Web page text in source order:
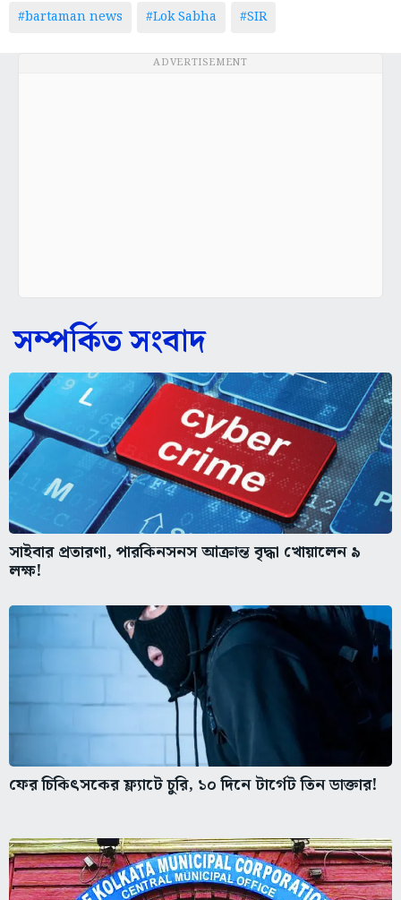
#bartaman news
#Lok Sabha #SIR
ADVERTISEMENT
সম্পর্কিত সংবাদ
সাইবার প্রতারণা, পারকিনসনস আক্রান্ত বৃদ্ধা খোয়ালেন ৯
লক্ষ!
ফের চিকিৎসকের ফ্ল্যাটে চুরি, ১০ দিনে টার্গেট তিন ডাক্তার!